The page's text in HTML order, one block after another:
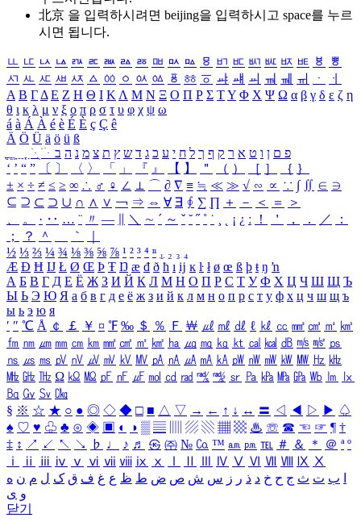
北京 을 입력하시려면 beijing을 입력하시고 space를 누르
시면 됩니다.
ㅥ ㅦ ㅧ ㅨ ㅩ ㅪ ㅫ ㅬ ㅭ ㅮ ㅯ ㅰ ㅱ ㅲ ㅳ ㅴ ㅵ ㅶ ㅷ ㅸ
ㅹ
ㅺ ㅻ ㅼ ㅽ ㅾ ㅿ ㆀ ㆁ ㆂ ㆃ ㆄ ㆅ ㆆ ㆇ ㆈ ㆉ ㆊ ㆋ ㆌ ㆍ
ㆎ
Α Β ΓΔ Ε Ζ Η Θ Ι ΚΛ Μ Ν Ξ Ο Π Ρ Σ ΤΥ Φ Χ Ψ Ω α β γ δ ε ζ η
θ ι κ λ μ ν ξ ο π ρ σ τ υ φ χ ψ ω
á à Á À é è É È ç Ç ê
Ä Ö Ü ä ö ü ß
ִֶֹ ֻּ ׁׂ פ ם ן ו ט א ר ק ף ך ל ח י ע כ ג ד ש ץ ת צ מ נ ה ב
‘ ’ “ ” 〔 〕 〈 〉 「 」 『 』 【 】 ＂ （ ） ［ ］ ｛ ｝
± × ÷ ≠ ≤ ≥ ∞ ∴ ♂ ♀ ∠ ⊥ ⌒ ∂ ∇ ≡ ≒ ≪ ≫ √ ∽ ∝ ∵ ∫ ∬ ∈ ∋
⊆ ⊇ ⊂ ⊃ ∪ ∩ ∧ ∨ ￢ ⇒ ⇔ ∀ ∃ ∮ ∑ ∏ ＋ － ＜ ＝
＞
、
。 · ‥ … ¨ 〃 ― ＼ ∼ ´ ～ ˇ ˘ ˝ ˚ ˙ ¸ ¡ ¿ ː ！ ＇ ， ． ／
：
；
？ ＾ ｀
½ ⅓ ⅔ ¼ ¾ ⅛ ⅜ ⅝ ⅞ ¹ ² ³ ⁴ ⁿ ₁ ₂ ₃ ₄
Æ Ð Ħ Ĳ Ł Ø Œ Þ Ŧ Ŋ æ đ ð ħ ı ĳ ĸ ŀ ł ø œ ß þ ŧ ŋ ŉ
А Б В Г Д Е Ё Ж З И Й К Л М Н О П Р С Т У Ф Х Ц Ч Ш Щ Ъ
Ы Ь Э Ю Я а б в г д е ё ж з и й к л м н о п р с т у ф х ц ч ш щ ъ
ы ь э ю я
′ ″ ℃ Å ￠ ￡ ￥ ¤ ℉ ‰ ＄ ％ Ｆ ￦ ㎕ ㎖ ㎗ ℓ ㎘ ㏄ ㎣ ㎤ ㎥ ㎦
㎙ ㎚ ㎛ ㎜ ㎝ ㎞ ㎟ ㎠ ㎡ ㎢ ㏊ ㎍ ㎎ ㎏ ㏏ ㎈ ㎉ ㏈ ㎧ ㎨ ㎰
㎱ ㎲ ㎳ ㎴ ㎵ ㎶ ㎷ ㎸ ㎹ ㎀ ㎁ ㎂ ㎃ ㎄ ㎺ ㎻ ㎽ ㎾ ㎿ ㎐ ㎑
㎒ ㎓ ㎔ Ω ㏀ ㏁ ㎊ ㎋ ㎌ ㏖ ㏅ ㎭ ㎮ ㎯ ㏛ ㎩ ㎪ ㎫ ㎬ ㏝ ㏐
㏓
㏃ ㏉ ㏜ ㏆
§ ※ ☆ ★ ○ ● ◎ ◇ ◆ □ ■ △ ▽ → ← ↑ ↓ ↔ 〓 ◁ ◀ ▷ ▶ ♤
♠ ♡ ♥ ♧ ♣ ⊙ ◈ ▣ ◐ ◑ ▒ ▤ ▨ ▧ ▦ ▩ ♨ ☏ ☎ ☜ ☞ ¶ †
‡ ↕ ↗ ↙ ↖ ↘ ♭ ♩ ♪ ♬ ㉿ ㈜ № ㏇ ™ ㏂ ㏘ ℡ ＃ ＆ ＊ ＠ ª º
ⅰ
ⅱ ⅲ ⅳ ⅴ ⅵ ⅶ ⅷ ⅸ ⅹ Ⅳ Ⅴ Ⅵ Ⅶ Ⅷ Ⅸ Ⅹ
ب ت ث ج ح خ د ذ ر ز س ش ص ض ط ظ ع غ ف ق ک ل م ن ه
و ی
닫기